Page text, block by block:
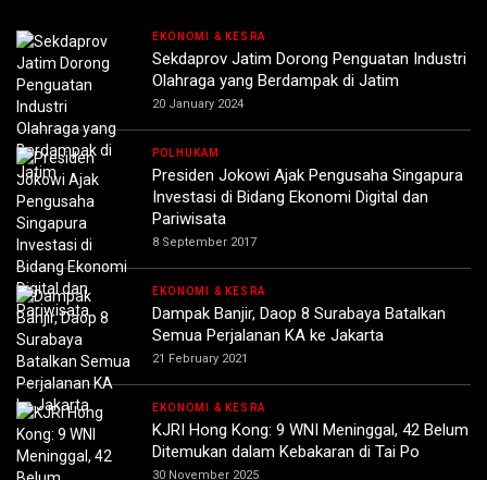
EKONOMI & KESRA
Sekdaprov Jatim Dorong Penguatan Industri
Olahraga yang Berdampak di Jatim
20 January 2024
POLHUKAM
Presiden Jokowi Ajak Pengusaha Singapura
Investasi di Bidang Ekonomi Digital dan
Pariwisata
8 September 2017
EKONOMI & KESRA
Dampak Banjir, Daop 8 Surabaya Batalkan
Semua Perjalanan KA ke Jakarta
21 February 2021
EKONOMI & KESRA
KJRI Hong Kong: 9 WNI Meninggal, 42 Belum
Ditemukan dalam Kebakaran di Tai Po
30 November 2025